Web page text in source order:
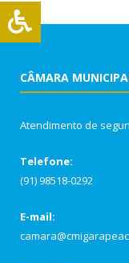
CÂMARA
Atendimento de
Telefone:
(91) 98518-0292
E-mail: